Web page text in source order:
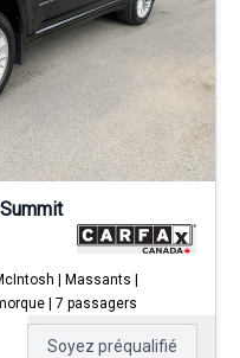
| Massants |
| 7 passagers
Soyez préqualifié